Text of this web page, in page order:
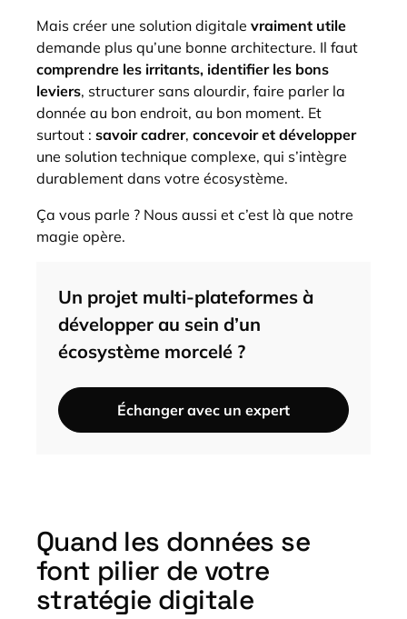
Mais créer une solution digitale vraiment utile
demande plus qu’une bonne architecture. Il faut
comprendre les irritants, identifier les bons
leviers, structurer sans alourdir, faire parler la
donnée au bon endroit, au bon moment. Et
surtout : savoircadrer, concevoiret développer
une solution technique complexe, qui s’intègre
durablement dans votre écosystème.
Ça vous parle ? Nous aussi et c’est là que notre
magie opère.
Un projet multi-plateformes à
développer au sein d’un
écosystème morcelé ?
Échanger avec un expert
Quand les données se
font pilier de votre
stratégie digitale